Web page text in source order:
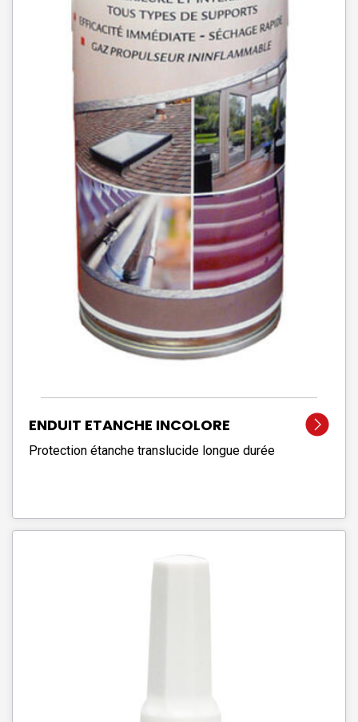
ENDUIT ETANCHE INCOLORE
Protection étanche translucide longue durée